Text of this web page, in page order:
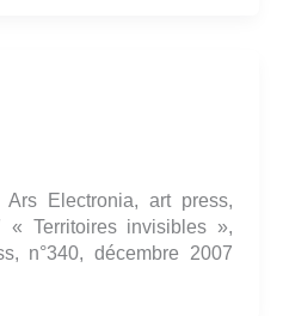
Electronia, art press,
« Territoires invisibles »,
n°340, décembre 2007